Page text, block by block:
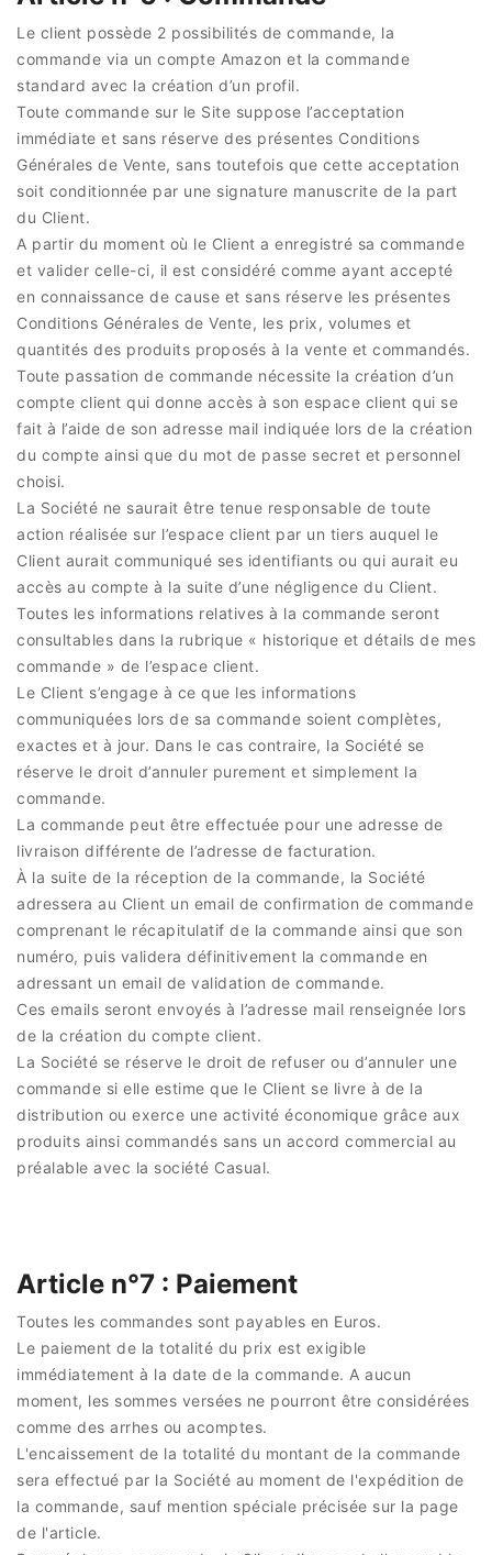
Le client possède 2 possibilités de commande, la
commande via un compte Amazon et la commande
standard avec la création d’un profil.
Toute commande sur le Site suppose l’acceptation
immédiate et sans réserve des présentes Conditions
Générales de Vente, sans toutefois que cette acceptation
soit conditionnée par une signature manuscrite de la part
du Client.
A partir du moment où le Client a enregistré sa commande
et valider celle-ci, il est considéré comme ayant accepté
en connaissance de cause et sans réserve les présentes
Conditions Générales de Vente, les prix, volumes et
quantités des produits proposés à la vente et commandés.
Toute passation de commande nécessite la création d’un
compte client qui donne accès à son espace client qui se
fait à l’aide de son adresse mail indiquée lors de la création
du compte ainsi que du mot de passe secret et personnel
choisi.
La Société ne saurait être tenue responsable de toute
action réalisée sur l’espace client par un tiers auquel le
Client aurait communiqué ses identifiants ou qui aurait eu
accès au compte à la suite d’une négligence du Client.
Toutes les informations relatives à la commande seront
consultables dans la rubrique « historique et détails de mes
commande » de l’espace client.
Le Client s’engage à ce que les informations
communiquées lors de sa commande soient complètes,
exactes et à jour. Dans le cas contraire, la Société se
réserve le droit d’annuler purement et simplement la
commande.
La commande peut être effectuée pour une adresse de
livraison différente de l’adresse de facturation.
À la suite de la réception de la commande, la Société
adressera au Client un email de confirmation de commande
comprenant le récapitulatif de la commande ainsi que son
numéro, puis validera définitivement la commande en
adressant un email de validation de commande.
Ces emails seront envoyés à l’adresse mail renseignée lors
de la création du compte client.
La Société se réserve le droit de refuser ou d’annuler une
commande si elle estime que le Client se livre à de la
distribution ou exerce une activité économique grâce aux
produits ainsi commandés sans un accord commercial au
préalable avec la société Casual.
Article n°7 : Paiement
Toutes les commandes sont payables en Euros.
Le paiement de la totalité du prix est exigible
immédiatement à la date de la commande. A aucun
moment, les sommes versées ne pourront être considérées
comme des arrhes ou acomptes.
L'encaissement de la totalité du montant de la commande
sera effectué par la Société au moment de l'expédition de
la commande, sauf mention spéciale précisée sur la page
de l'article.